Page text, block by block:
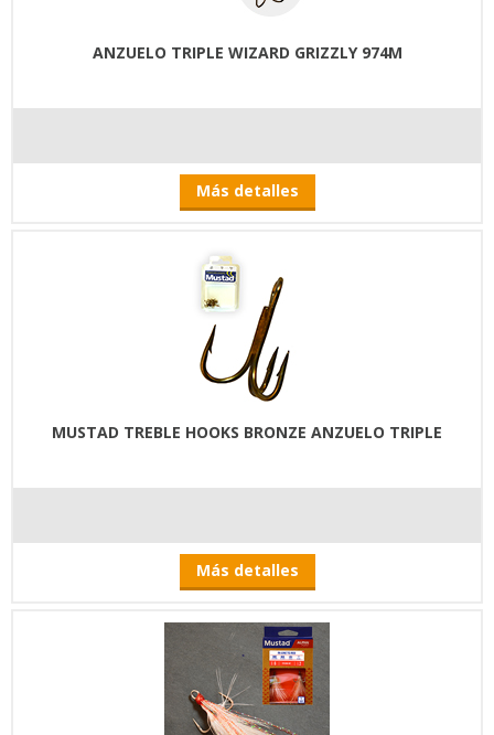
ANZUELO TRIPLE WIZARD GRIZZLY 974M
Más detalles
MUSTAD TREBLE HOOKS BRONZE ANZUELO TRIPLE
Más detalles